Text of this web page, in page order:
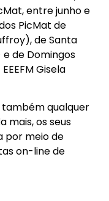
entre junho e
PicMat de
de Santa
e de Domingos
Gisela
também qualquer
mais, os seus
por meio de
on-line de